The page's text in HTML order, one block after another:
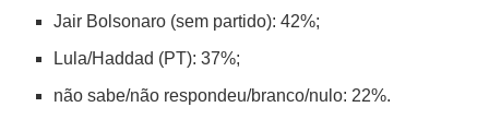
Jair Bolsonaro (sem partido): 42%;
Lula/Haddad (PT): 37%;
não sabe/não respondeu/branco/nulo: 22%.